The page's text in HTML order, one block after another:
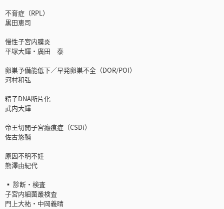
不育症（RPL）
黒田恵司
慢性子宮内膜炎
平塚大輝・廣田 泰
卵巣予備能低下／早発卵巣不全（DOR/POI）
河村和弘
精子DNA断片化
武内大輝
帝王切開子宮瘢痕症（CSDi）
佐古悠輔
原因不明不妊
熊澤由紀代
▪ 診断・検査
子宮内細菌叢検査
門上大祐・中岡義晴